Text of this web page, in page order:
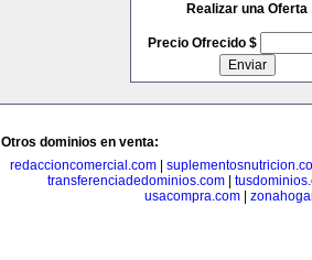
Realizar una Oferta
Precio Ofrecido $
Otros dominios en venta:
redaccioncomercial.com|
transferenciadedominios.com|
usacompra.com